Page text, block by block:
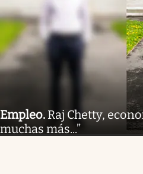
Empleo. Raj Chetty,
muchas más...”